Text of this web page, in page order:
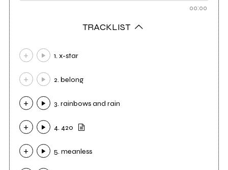
00:00
TRACKLIST
1. x-star
2. belong
3. rainbows and rain
4. 420
5. meanless